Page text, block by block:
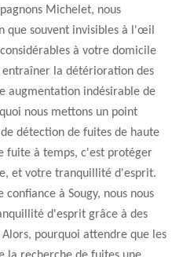
Michelet, nous
que souvent invisibles à l'œil
à votre domicile
entraîner la détérioration des
augmentation indésirable de
nous mettons un point
détection de fuites de haute
fuite à temps, c'est protéger
et votre tranquillité d'esprit.
à Sougy, nous nous
d'esprit grâce à des
pourquoi attendre que les